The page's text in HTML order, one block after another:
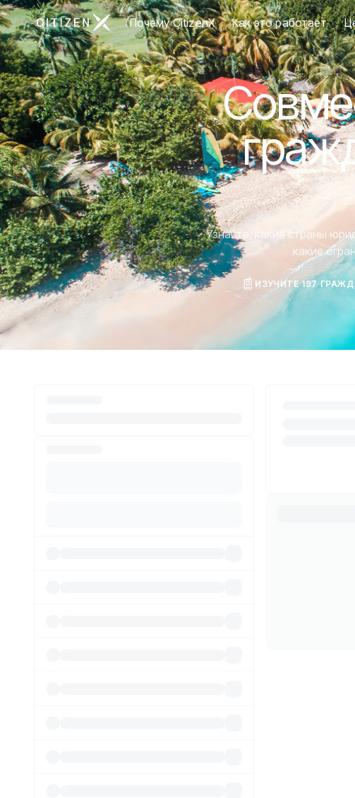
Перейти на главную страницу CitizenX
Почему CitizenX Как это работает
Узнайте, какие страны
какие
ИЗУЧИТЕ 197